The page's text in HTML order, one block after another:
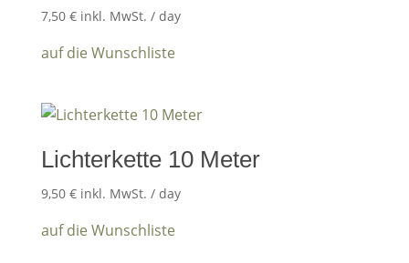
7,50 € inkl. MwSt. / day
auf die Wunschliste
Lichterkette 10 Meter
9,50 € inkl. MwSt. / day
auf die Wunschliste